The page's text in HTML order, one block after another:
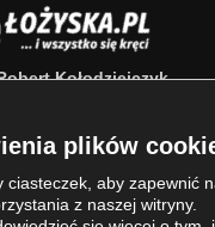
Kołodziejczyk
63a
ciasteczek, aby zapewnić
z naszej witryny.